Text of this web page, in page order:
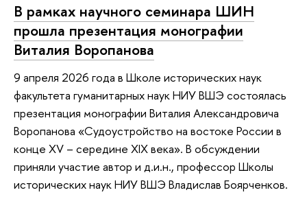
В рамках научного семинара ШИН
прошла презентация монографии
Виталия Воропанова
9 апреля 2026 года в Школе исторических наук
факультета гуманитарных наук НИУ ВШЭ состоялась
презентация монографии Виталия Александровича
Воропанова «Судоустройство на востоке России в
конце XV – середине XIX века». В обсуждении
приняли участие автор и д.и.н., профессор Школы
исторических наук НИУ ВШЭ Владислав Боярченков.